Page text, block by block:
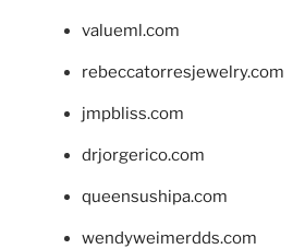
valueml.com
rebeccatorresjewelry.com
jmpbliss.com
drjorgerico.com
queensushipa.com
wendyweimerdds.com